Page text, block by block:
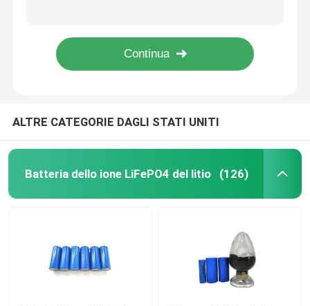
pacchetto della batteria di 12v LiFePO4
Batteria domestica di energia
Batteria del carretto di golf Lifepo4
Cellula del fosfato del litio
ALTRE CATEGORIE DAGLI STATI UNITI
Batteria dello ione LiFePO4 del litio (126)